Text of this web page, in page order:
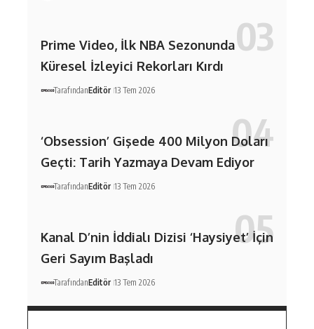
Prime Video, İlk NBA Sezonunda
Küresel İzleyici Rekorları Kırdı
TarafındanEditör 13 Tem 2026
‘Obsession’ Gişede 400 Milyon Doları
Geçti: Tarih Yazmaya Devam Ediyor
TarafındanEditör 13 Tem 2026
Kanal D’nin İddialı Dizisi ‘Haysiyet’ İçin
Geri Sayım Başladı
TarafındanEditör 13 Tem 2026